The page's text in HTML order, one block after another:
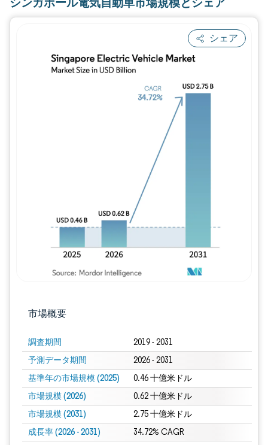
シェア
市場概要
調査期間 2019 - 2031
予測データ期間 2026 - 2031
基準年の市場規模 (2025) 0.46 十億米ドル
市場規模 (2026) 0.62 十億米ドル
市場規模 (2031) 2.75 十億米ドル
成長率 (2026 - 2031) 34.72% CAGR
画像 © Mordor Intelligence。再利用には